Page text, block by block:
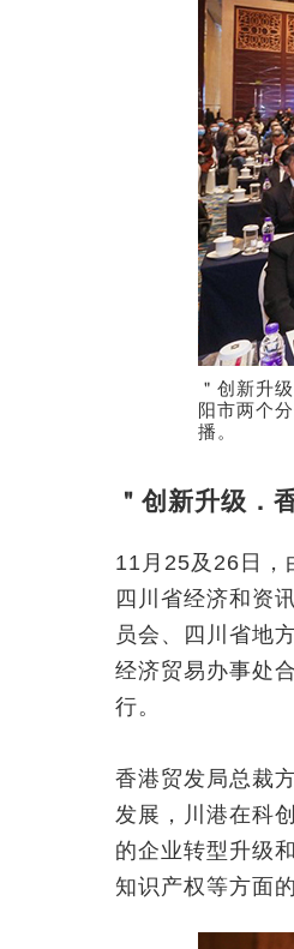
＂创新升
阳市两个
播。
＂创新升级．
11月25及26日，
四川省经济和资
员会、四川省地
经济贸易办事处
行。
香港贸发局总裁
发展，川港在科
的企业转型升级
知识产权等方面